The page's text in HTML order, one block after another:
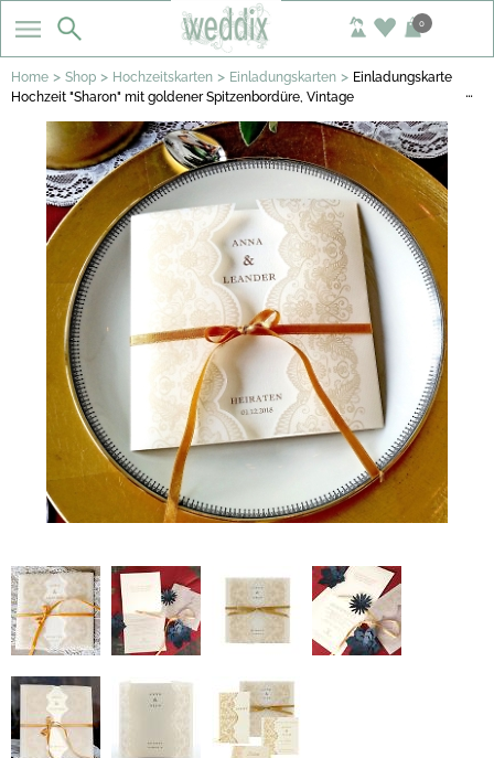
0
Home > Shop > Hochzeitskarten > Einladungskarten > Einladungskarte
Hochzeit "Sharon" mit goldener Spitzenbordüre, Vintage
…